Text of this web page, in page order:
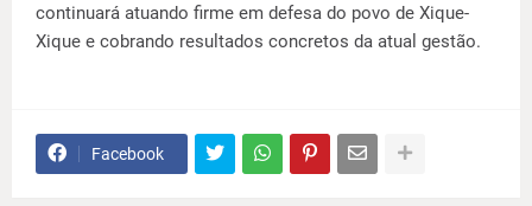
continuará atuando firme em defesa do povo de Xique-
Xique e cobrando resultados concretos da atual gestão.
Facebook